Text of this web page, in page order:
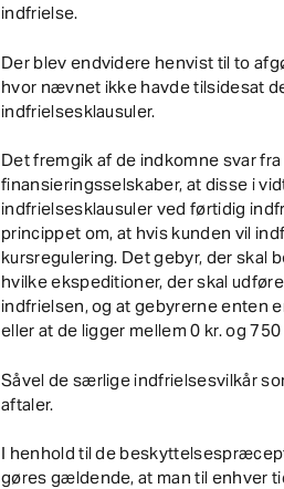
indfrielse.
Der blev endvidere henvist til to
hvor nævnet ikke havde tilsidesat
indfrielsesklausuler.
Det fremgik af de indkomne svar
finansieringsselskaber, at disse i
indfrielsesklausuler ved førtidig
princippet om, at hvis kunden vil
kursregulering. Det gebyr, der skal
hvilke ekspeditioner, der skal
indfrielsen, og at gebyrerne enten
eller at de ligger mellem 0 kr. og 750
Såvel de særlige indfrielsesvilkår
aftaler.
I henhold til de
gøres gældende, at man til enhver